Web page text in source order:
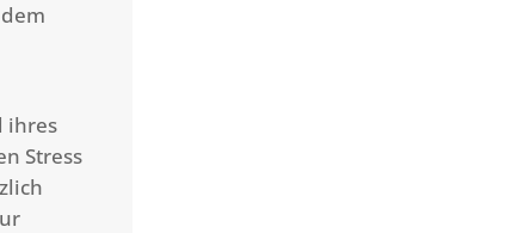
ihres
Stress